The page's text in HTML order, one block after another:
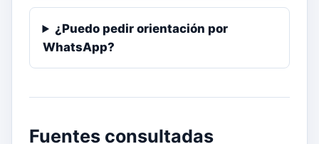
¿Puedo pedir orientación por
WhatsApp?
Fuentes consultadas